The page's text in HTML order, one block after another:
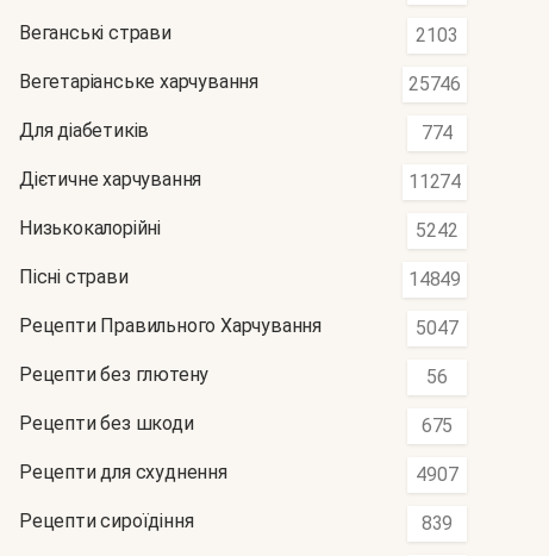
Веганські страви 2103
Вегетаріанське харчування 25746
Для діабетиків 774
Дієтичне харчування 11274
Низькокалорійні 5242
Пісні страви 14849
Рецепти Правильного Харчування 5047
Рецепти без глютену 56
Рецепти без шкоди 675
Рецепти для схуднення 4907
Рецепти сироїдіння 839